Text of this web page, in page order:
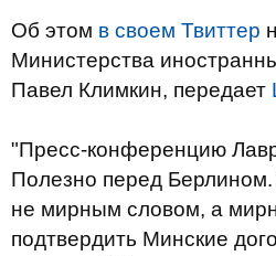
Об этом в своем Твиттер
Министерства
Павел Климкин, передает
"Пресс-конференцию
Полезно перед
не мирным словом, а
подтвердить Минские